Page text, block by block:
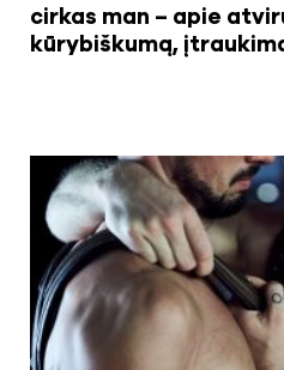
cirkas man – apie
kūrybiškumą,